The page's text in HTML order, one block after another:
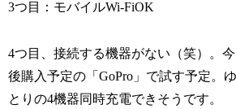
3つ目：モバイルWi-FiOK
4つ目、接続する機器がない（笑）。今
後購入予定の「GoPro」で試す予定。ゆ
とりの4機器同時充電できそうです。